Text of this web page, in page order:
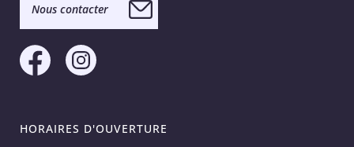
Nous contacter
HORAIRES D'OUVERTURE